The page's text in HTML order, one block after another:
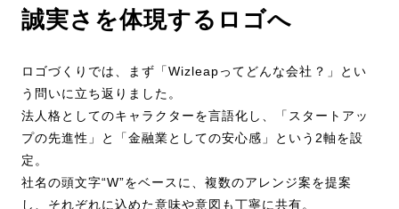
誠実さを体現するロゴへ
ロゴづくりでは、まず「Wizleapってどんな会社？」とい
う問いに立ち返りました。
法人格としてのキャラクターを言語化し、「スタートアッ
プの先進性」と「金融業としての安心感」という2軸を設
定。
社名の頭文字“W”をベースに、複数のアレンジ案を提案
し、それぞれに込めた意味や意図も丁寧に共有。